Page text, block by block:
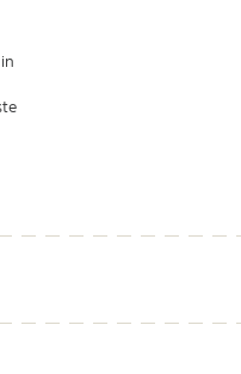
WHATSAPP